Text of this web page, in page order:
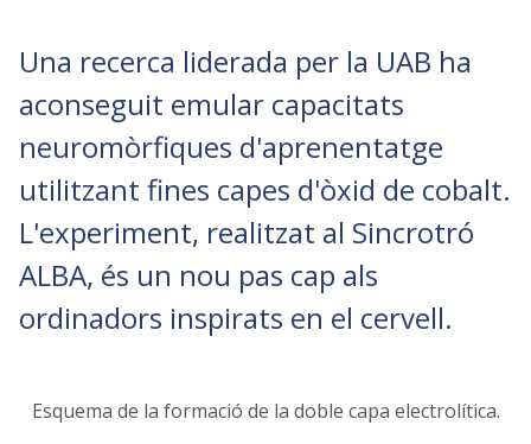
Una recerca liderada per la UAB ha
aconseguit emular capacitats
neuromòrfiques d'aprenentatge
utilitzant fines capes d'òxid de cobalt.
L'experiment, realitzat al Sincrotró
ALBA, és un nou pas cap als
ordinadors inspirats en el cervell.
Esquema de la formació de la doble capa electrolítica.